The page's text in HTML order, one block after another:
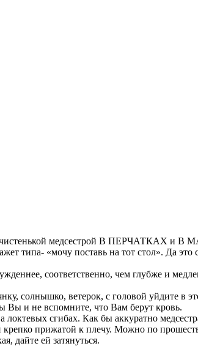
медсестрой В ПЕРЧАТКАХ и В
типа- «мочу поставь на тот стол». Да это
соответственно, чем глубже и
солнышко, ветерок, с головой уйдите в
Вы и не вспомните, что Вам берут кровь.
сгибах. Как бы аккуратно
прижатой к плечу. Можно по
дайте ей затянуться.